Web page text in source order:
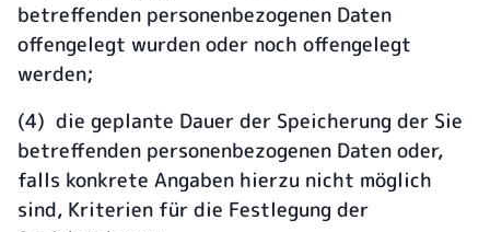
betreffenden personenbezogenen Daten
offengelegt wurden oder noch offengelegt
werden;
(4) die geplante Dauer der Speicherung der Sie
betreffenden personenbezogenen Daten oder,
falls konkrete Angaben hierzu nicht möglich
sind, Kriterien für die Festlegung der